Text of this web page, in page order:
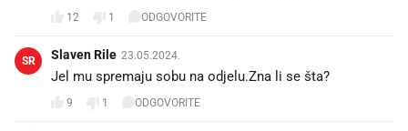
12 1 ODGOVORITE
SR Slaven Rile 23.05.2024.
Jel mu spremaju sobu na odjelu.Zna li se šta?
9 1 ODGOVORITE